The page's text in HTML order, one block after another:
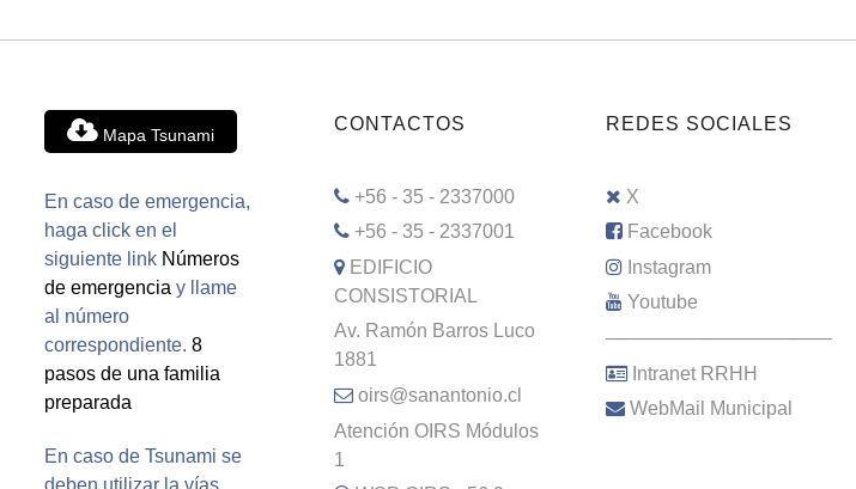
Mapa Tsunami
En caso de emergencia,
haga click en el
siguiente link Números
de emergencia y llame
al número
correspondiente. 8
pasos de una familia
preparada
En caso de Tsunami se
deben utilizar la vías
CONTACTOS
+56 - 35 - 2337000
+56 - 35 - 2337001
EDIFICIO
CONSISTORIAL
Av. Ramón Barros Luco
1881
oirs@sanantonio.cl
Atención OIRS Módulos
1
REDES SOCIALES
X
Facebook
Instagram
Youtube
–––––––––––––––––––––
Intranet RRHH
WebMail Municipal